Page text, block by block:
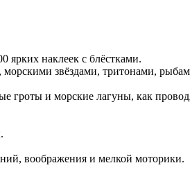
ярких наклеек с блёстками.
звёздами, тритонами,
и морские лагуны, как
воображения и мелкой моторики.